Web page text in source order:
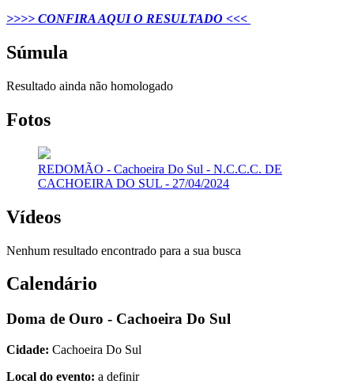
>>>> CONFIRA AQUI O RESULTADO <<<
Súmula
Resultado ainda não homologado
Fotos
REDOMÃO - Cachoeira Do Sul - N.C.C.C. DE
CACHOEIRA DO SUL - 27/04/2024
Vídeos
Nenhum resultado encontrado para a sua busca
Calendário
Doma de Ouro - Cachoeira Do Sul
Cidade: Cachoeira Do Sul
Local do evento: a definir